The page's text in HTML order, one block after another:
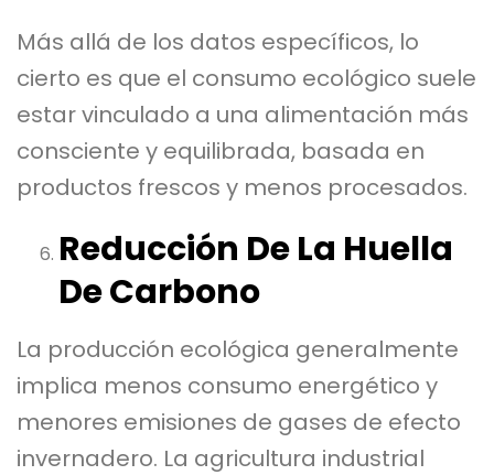
Más allá de los datos específicos, lo
cierto es que el consumo ecológico suele
estar vinculado a una alimentación más
consciente y equilibrada, basada en
productos frescos y menos procesados.
Reducción De La Huella
De Carbono
La producción ecológica generalmente
implica menos consumo energético y
menores emisiones de gases de efecto
invernadero. La agricultura industrial